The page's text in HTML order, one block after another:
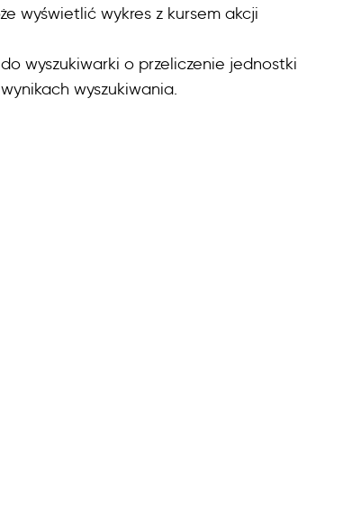
wyświetlić wykres z kursem akcji
wyszukiwarki o przeliczenie jednostki
wyszukiwania.